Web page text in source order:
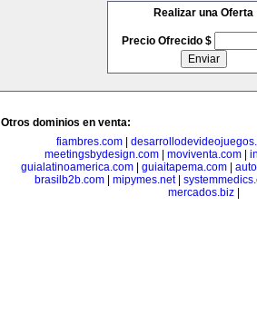
Realizar una Oferta
Precio Ofrecido $
Otros dominios en venta:
fiambres.com|
meetingsbydesign.com
moviventa.com
guialatinoamerica.com
guiaitapema.com
brasilb2b.com
mipymes.net|
mercados.biz|